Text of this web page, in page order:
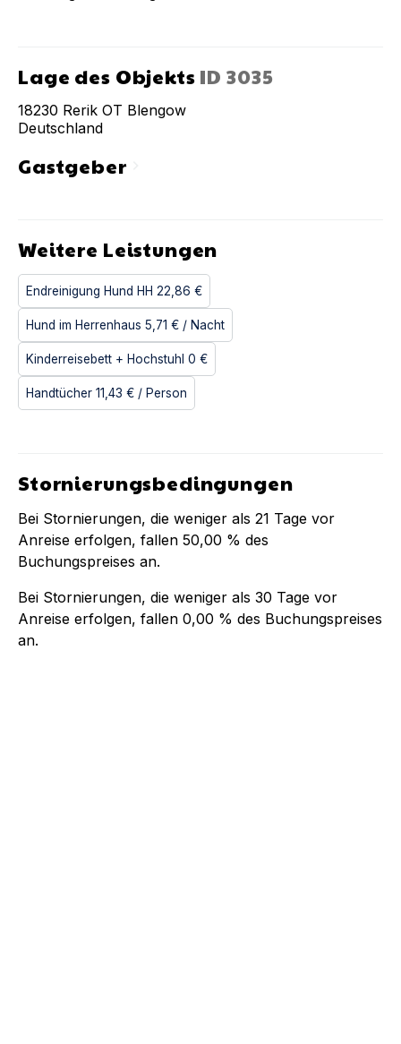
Lage des Objekts ID3035
18230 Rerik OT Blengow
Deutschland
Gastgeberchevron_right
Weitere Leistungen
Endreinigung Hund HH 22,86 €
Hund im Herrenhaus 5,71 € / Nacht
Kinderreisebett + Hochstuhl 0 €
Handtücher 11,43 € / Person
Stornierungsbedingungen
Bei Stornierungen, die weniger als 21 Tage vor
Anreise erfolgen, fallen 50,00 % des
Buchungspreises an.
Bei Stornierungen, die weniger als 30 Tage vor
Anreise erfolgen, fallen 0,00 % des Buchungspreises
an.